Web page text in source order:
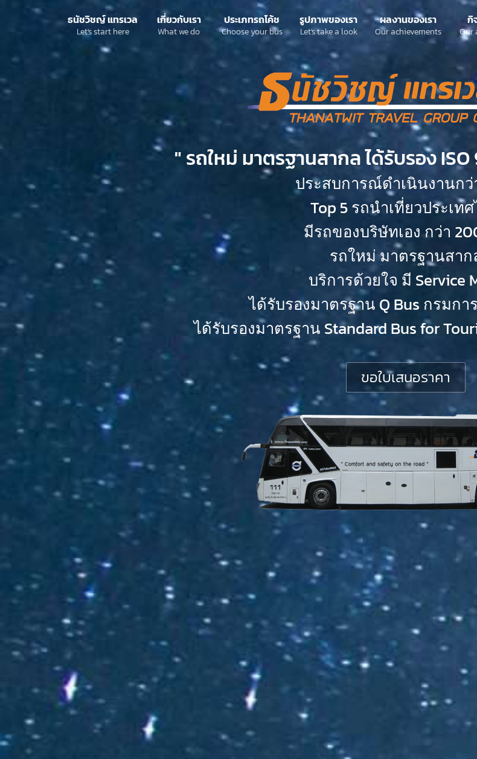
ธนัชวิชญ์ แทรเวล
Let's start here
เกี่ยวกับเรา
What we do
ประเภทรถโค้ช
Choose your bus
รูปภาพของเรา
Let's take a look
ผลงานของเรา
Our achievements
กิ
Our
" รถใหม่ มาตรฐานสากล ได้รับรอง
ประสบการณ์ดำเนินงานกว่
Top 5 รถนำเที่ยวประเท
มีรถของบริษัทเอง กว่า
รถใหม่ มาตรฐานสาก
บริการด้วยใจ มี Service
ได้รับรองมาตรฐาน Q Bus กรมก
ได้รับรองมาตรฐาน Standard Bus for
ขอใบเสนอราคา